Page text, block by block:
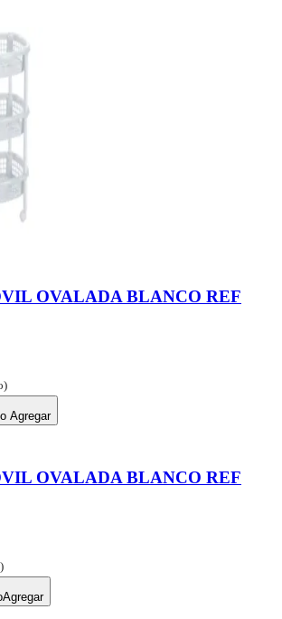
OVALADA BLANCO REF
Agregar
OVALADA BLANCO REF
Agregar